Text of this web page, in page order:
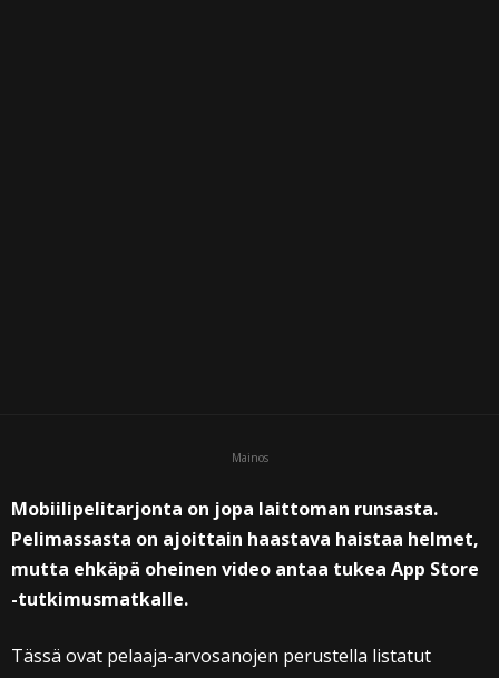
Mainos
Mobiilipelitarjonta on jopa laittoman runsasta.
Pelimassasta on ajoittain haastava haistaa helmet,
mutta ehkäpä oheinen video antaa tukea App Store
-tutkimusmatkalle.
Tässä ovat pelaaja-arvosanojen perustella listatut